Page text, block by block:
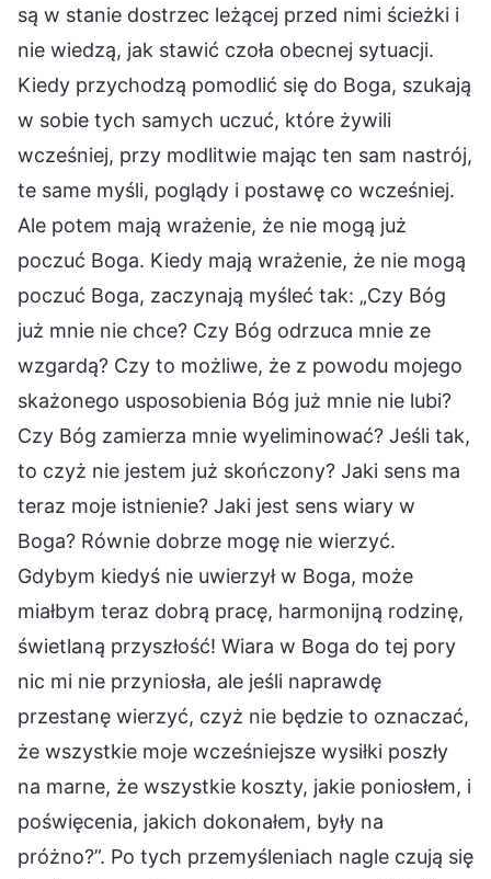
są w stanie dostrzec leżącej przed nimi ścieżki i
nie wiedzą, jak stawić czoła obecnej sytuacji.
Kiedy przychodzą pomodlić się do Boga, szukają
w sobie tych samych uczuć, które żywili
wcześniej, przy modlitwie mając ten sam nastrój,
te same myśli, poglądy i postawę co wcześniej.
Ale potem mają wrażenie, że nie mogą już
poczuć Boga. Kiedy mają wrażenie, że nie mogą
poczuć Boga, zaczynają myśleć tak: „Czy Bóg
już mnie nie chce? Czy Bóg odrzuca mnie ze
wzgardą? Czy to możliwe, że z powodu mojego
skażonego usposobienia Bóg już mnie nie lubi?
Czy Bóg zamierza mnie wyeliminować? Jeśli tak,
to czyż nie jestem już skończony? Jaki sens ma
teraz moje istnienie? Jaki jest sens wiary w
Boga? Równie dobrze mogę nie wierzyć.
Gdybym kiedyś nie uwierzył w Boga, może
miałbym teraz dobrą pracę, harmonijną rodzinę,
świetlaną przyszłość! Wiara w Boga do tej pory
nic mi nie przyniosła, ale jeśli naprawdę
przestanę wierzyć, czyż nie będzie to oznaczać,
że wszystkie moje wcześniejsze wysiłki poszły
na marne, że wszystkie koszty, jakie poniosłem, i
poświęcenia, jakich dokonałem, były na
próżno?”. Po tych przemyśleniach nagle czują się